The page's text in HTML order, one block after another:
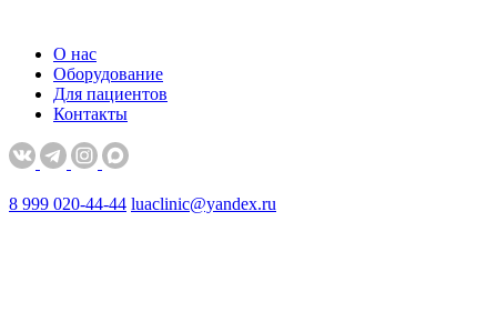
О нас
Оборудование
Для пациентов
Контакты
8 999 020-44-44 luaclinic@yandex.ru